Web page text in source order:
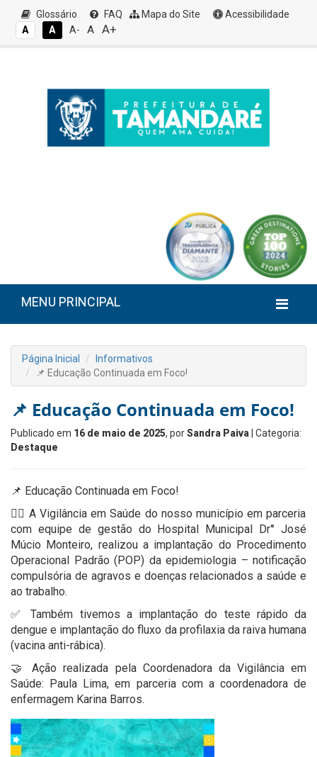
Glossário FAQ Mapa do Site
Acessibilidade
A
A A- A A+
MENU PRINCIPAL
Página Inicial
Informativos
📌 Educação Continuada em Foco!
📌 Educação Continuada em Foco!
Publicado em 16 de maio de 2025, porSandra Paiva | Categoria:
Destaque
📌 Educação Continuada em Foco!
👉🏻 A Vigilância em Saúde do nosso município em parceria
com equipe de gestão do Hospital Municipal Dr° José
Múcio Monteiro, realizou a implantação do Procedimento
Operacional Padrão (POP) da epidemiologia – notificação
compulsória de agravos e doenças relacionados a saúde e
ao trabalho.
✅ Também tivemos a implantação do teste rápido da
dengue e implantação do fluxo da profilaxia da raiva humana
(vacina anti-rábica).
🤝 Ação realizada pela Coordenadora da Vigilância em
Saúde: Paula Lima, em parceria com a coordenadora de
enfermagem Karina Barros.